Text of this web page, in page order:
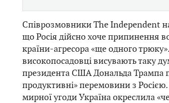
Співрозмовники The Independent
що Росія дійсно хоче припинення
країни-агресора «ще одного
високопосадовці висувають таку
президента США Дональда Трампа
продуктивні» перемовини з
мирної угоди Україна окреслила